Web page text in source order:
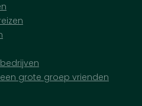
grote groep vrienden